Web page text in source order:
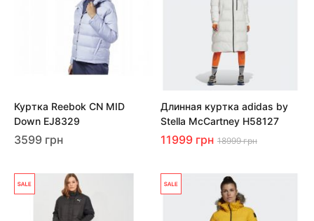
Куртка Reebok CN MID
Down EJ8329
3599 грн
Длинная куртка adidas by
Stella McCartney H58127
11999 грн 18999 грн